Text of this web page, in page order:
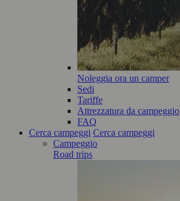
Noleggia ora un camper
Sedi
Tariffe
Attrezzatura da campeggio
FAQ
Cerca campeggi Cerca campeggi
Campeggio
Road trips